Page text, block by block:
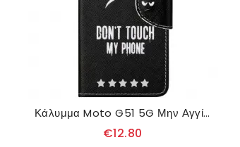
Κάλυμμα Moto G51 5G Μην Αγγίζετε Το Τηλέφωνό Μου
€12.80